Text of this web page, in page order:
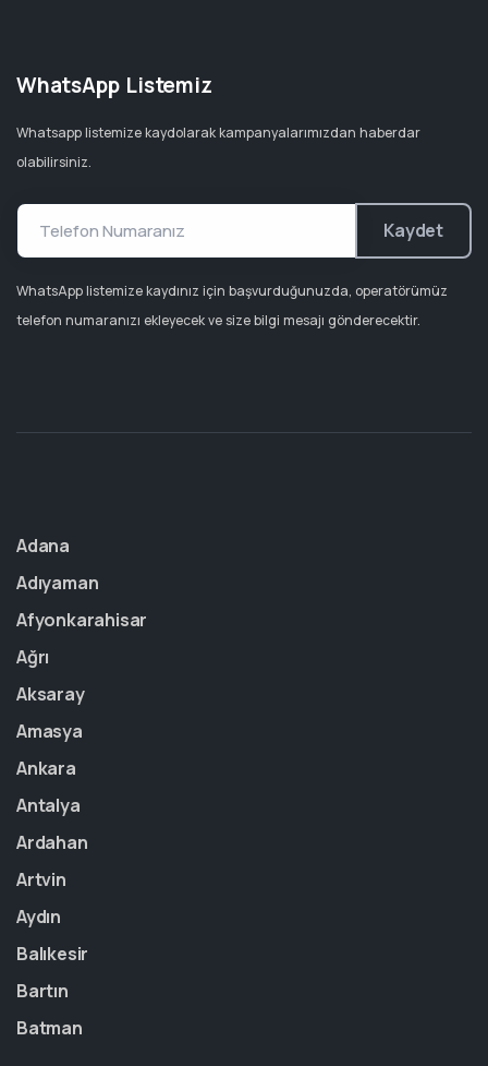
WhatsApp Listemiz
Whatsapp listemize kaydolarak kampanyalarımızdan haberdar
olabilirsiniz.
Kaydet
WhatsApp listemize kaydınız için başvurduğunuzda, operatörümüz
telefon numaranızı ekleyecek ve size bilgi mesajı gönderecektir.
Adana
Adıyaman
Afyonkarahisar
Ağrı
Aksaray
Amasya
Ankara
Antalya
Ardahan
Artvin
Aydın
Balıkesir
Bartın
Batman